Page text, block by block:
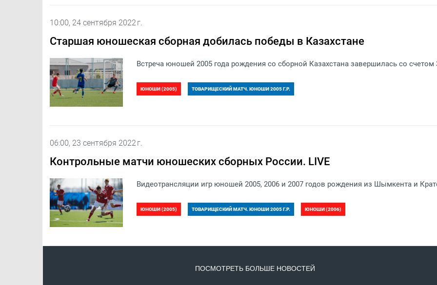
10:00, 24 сентября 2022 г.
Старшая юношеская сборная добилась победы в Казахстане
Встреча юношей 2005 года рождения со сборной Казахстана завершилась со счетом
ЮНОШИ (2005) ТОВАРИЩЕСКИЙ МАТЧ. ЮНОШИ 2005 Г.Р.
06:00, 23 сентября 2022 г.
Контрольные матчи юношеских сборных России. LIVE
Видеотрансляции игр юношей 2005, 2006 и 2007 годов рождения из Шымкента и
ЮНОШИ (2005) ТОВАРИЩЕСКИЙ МАТЧ. ЮНОШИ 2005 Г.Р. ЮНОШИ (2006)
ПОСМОТРЕТЬ БОЛЬШЕ НОВОСТЕЙ